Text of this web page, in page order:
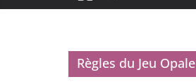
Règles du Jeu Opale